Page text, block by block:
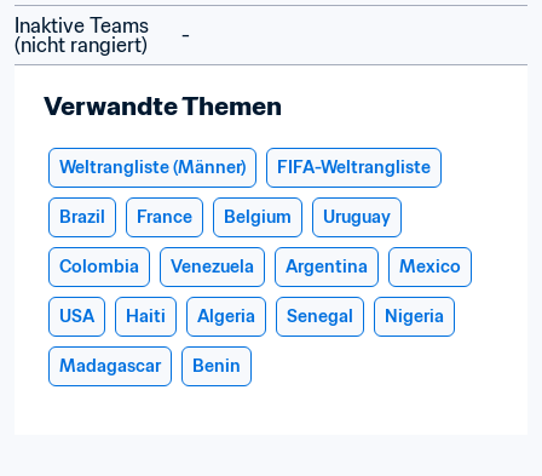
Inaktive Teams
(nicht rangiert)
-
Verwandte Themen
Weltrangliste (Männer) FIFA-Weltrangliste
Brazil France Belgium Uruguay
Colombia Venezuela Argentina Mexico
USA Haiti Algeria Senegal Nigeria
Madagascar Benin